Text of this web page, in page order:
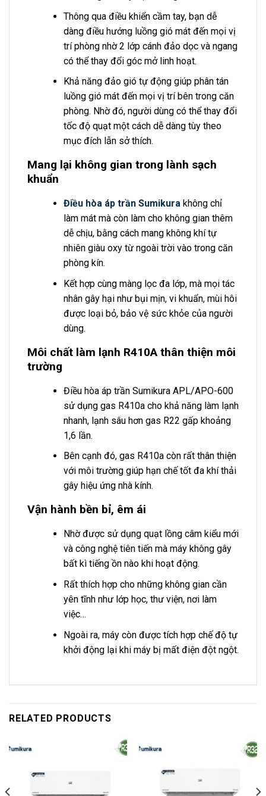
Thông qua điều khiển cầm tay, bạn dễ
dàng điều hướng luồng gió mát đến mọi vị
trí phòng nhờ 2 lớp cánh đảo dọc và ngang
có thể thay đổi góc mở linh hoạt.
Khả năng đảo gió tự động giúp phân tán
luồng gió mát đến mọi vị trí bên trong căn
phòng. Nhờ đó, người dùng có thể thay đổi
tốc độ quạt một cách dễ dàng tùy theo
mục đích lẫn sở thích.
Mang lại không gian trong lành sạch
khuẩn
Điều hòa áp trần Sumikurakhông chỉ
làm mát mà còn làm cho không gian thêm
dễ chịu, bằng cách mang không khí tự
nhiên giàu oxy từ ngoài trời vào trong căn
phòng kín.
Kết hợp cùng màng lọc đa lớp, mà mọi tác
nhân gây hại như bụi mịn, vi khuẩn, mùi hôi
được loại bỏ, bảo vệ sức khỏe của người
dùng.
Môi chất làm lạnh R410A thân thiện môi
trường
Điều hòa áp trần Sumikura APL/APO-600
sử dụng gas R410a cho khả năng làm lạnh
nhanh, lạnh sâu hơn gas R22 gấp khoảng
1,6 lần.
Bên cạnh đó, gas R410a còn rất thân thiện
với môi trường giúp hạn chế tốt đa khí thải
gây hiệu ứng nhà kính.
Vận hành bền bỉ, êm ái
Nhờ được sử dụng quạt lồng câm kiểu mới
và công nghệ tiên tiến mà máy không gây
bất kì tiếng ồn nào khi hoạt động.
Rất thích hợp cho những không gian cần
yên tĩnh như lớp học, thư viện, nơi làm
việc…
Ngoài ra, máy còn được tích hợp chế độ tự
khởi động lại khi máy bị mất điện đột ngột.
RELATED PRODUCTS